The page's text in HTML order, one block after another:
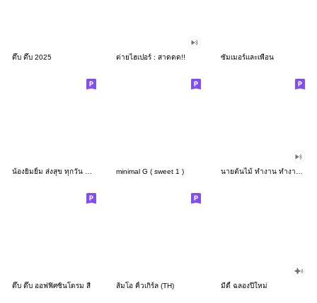
ดึ๊บ ดึ๊บ 2025 ต่ายไฮเปอร์ : สาดดด!! ซัมเมอร์และเพื่อน
minimal G ( sweet 1 )
ดึ๊บ ดึ๊บ ออฟฟิศซินโดรม สี่ ส้มโอ คิ้วเกิร์ล (TH) มีดี้ ฉลองปีใหม่